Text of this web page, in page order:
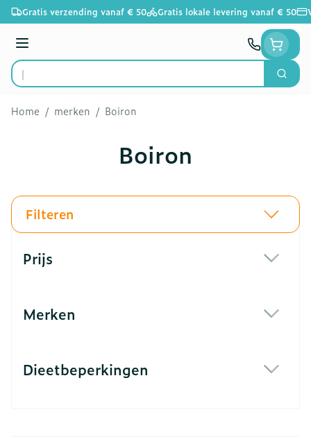
Ga naar de inhoud
Gratis verzending vanaf € 50 Gratis lokale levering vanaf € 50
Menu
Product, merk, categorie...
Zoek
Home / merken / Boiron
Boiron
Filteren
Prijs
Merken
Dieetbeperkingen